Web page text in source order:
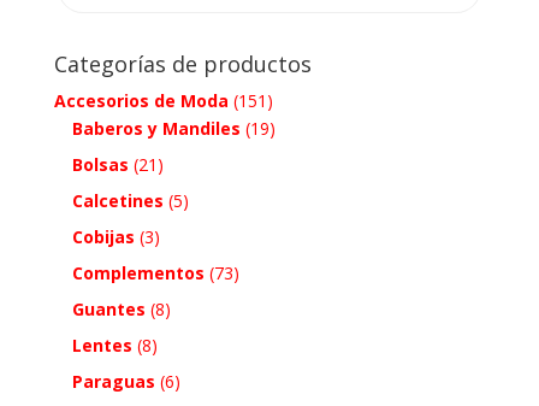
Categorías de productos
Accesorios de Moda (151)
Baberos y Mandiles (19)
Bolsas (21)
Calcetines (5)
Cobijas (3)
Complementos (73)
Guantes (8)
Lentes (8)
Paraguas (6)